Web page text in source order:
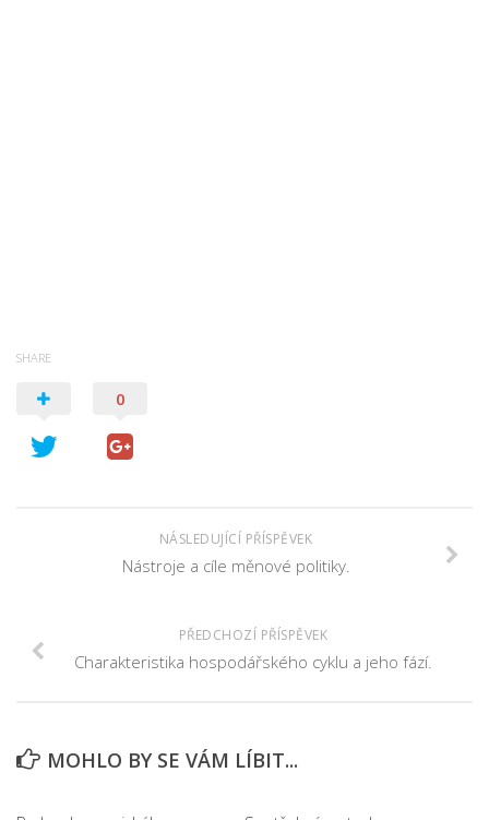
SHARE
0
NÁSLEDUJÍCÍ PŘÍSPĚVEK
Nástroje a cíle měnové politiky.
PŘEDCHOZÍ PŘÍSPĚVEK
Charakteristika hospodářského cyklu a jeho fází.
MOHLO BY SE VÁM LÍBIT...